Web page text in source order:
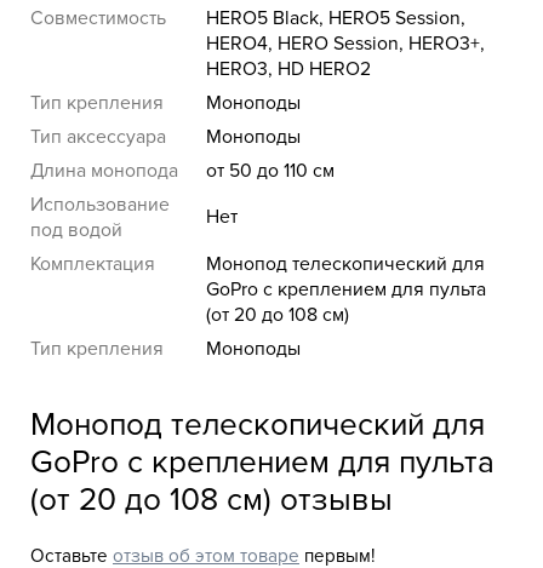
Совместимость
HERO5 Black, HERO5 Session,
HERO4, HERO Session, HERO3+,
HERO3, HD HERO2
Тип крепления
Моноподы
Тип аксессуара
Моноподы
Длина монопода
от 50 до 110 см
Использование
под водой
Нет
Комплектация
Монопод телескопический для
GoPro с креплением для пульта
(от 20 до 108 см)
Тип крепления
Моноподы
Монопод телескопический для
GoPro с креплением для пульта
(от 20 до 108 см) отзывы
Оставьте отзыв об этом товаре первым!